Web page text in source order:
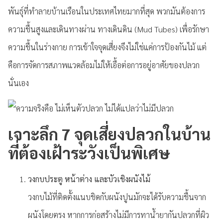
พันธุ์ที่ทำลายบ้านเรือนในประเทศไทยมากที่สุด พวกมันต้องการ
ความชื้นสูงและเดินทางผ่าน ทางเดินดิน (Mud Tubes) เพื่อรักษา
ความชื้นในร่างกาย การเข้าใจจุดเสี่ยงจึงไม่ใช่แค่การป้องกันไม้ แต่
คือการจัดการสภาพแวดล้อมไม่ให้เอื้อต่อการอยู่อาศัยของปลวก
นั่นเอง
เจาะลึก 7 จุดเสี่ยงปลวกในบ้าน
ที่ต้องเฝ้าระวังเป็นพิเศษ
วงกบประตู หน้าต่าง และบัวเชิงผนังไม้
วงกบไม้ที่ติดตั้งแนบชิดกับผนังปูนมักจะได้รับความชื้นจาก
ผนังโดยตรง หากการก่อสร้างไม่มีการทาน้ำยากันปลวกที่ผิว